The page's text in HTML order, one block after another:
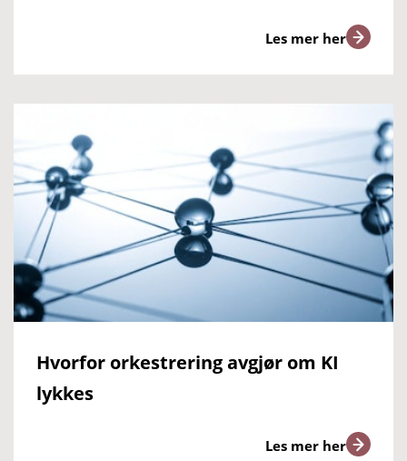
Les mer her
Hvorfor orkestrering avgjør om KI
lykkes
Les mer her